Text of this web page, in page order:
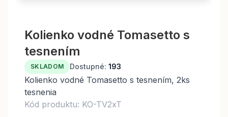
Kolienko vodné Tomasetto s
tesnením
SKLADOM Dostupné: 193
Kolienko vodné Tomasetto s tesnením, 2ks
tesnenia
Kód produktu: KO-TV2xT